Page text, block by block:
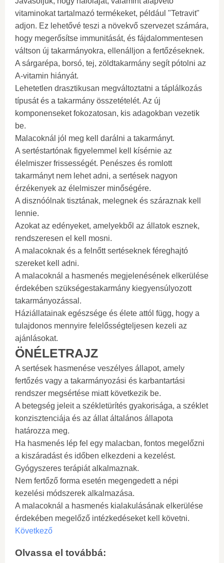
vitaminokat tartalmazó termékeket, például "Tetravit"
adjon. Ez lehetővé teszi a növekvő szervezet számára,
hogy megerősítse immunitását, és fájdalommentesen
váltson új takarmányokra, ellenálljon a fertőzéseknek.
A sárgarépa, borsó, tej, zöldtakarmány segít pótolni az
A-vitamin hiányát.
Lehetetlen drasztikusan megváltoztatni a táplálkozás
típusát és a takarmány összetételét. Az új
komponenseket fokozatosan, kis adagokban vezetik
be.
Malacoknál jól meg kell darálni a takarmányt.
A sertéstartónak figyelemmel kell kísérnie az
élelmiszer frissességét. Penészes és romlott
takarmányt nem lehet adni, a sertések nagyon
érzékenyek az élelmiszer minőségére.
A disznóólnak tisztának, melegnek és száraznak kell
lennie.
Azokat az edényeket, amelyekből az állatok esznek,
rendszeresen el kell mosni.
A malacoknak és a felnőtt sertéseknek féreghajtó
szereket kell adni.
A malacoknál a hasmenés megjelenésének elkerülése
érdekében szükségestakarmány kiegyensúlyozott
takarmányozással.
Háziállatainak egészsége és élete attól függ, hogy a
tulajdonos mennyire felelősségteljesen kezeli az
ajánlásokat.
ÖNÉLETRAJZ
A sertések hasmenése veszélyes állapot, amely
fertőzés vagy a takarmányozási és karbantartási
rendszer megsértése miatt következik be.
A betegség jeleit a székletürítés gyakorisága, a széklet
konzisztenciája és az állat általános állapota
határozza meg.
Ha hasmenés lép fel egy malacban, fontos megelőzni
a kiszáradást és időben elkezdeni a kezelést.
Gyógyszeres terápiát alkalmaznak.
Nem fertőző forma esetén megengedett a népi
kezelési módszerek alkalmazása.
A malacoknál a hasmenés kialakulásának elkerülése
érdekében megelőző intézkedéseket kell követni.
Következő
Olvassa el továbbá: